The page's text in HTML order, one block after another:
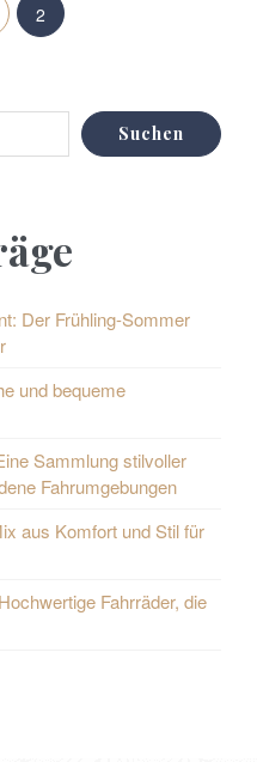
2
Suchen
Der Frühling-Sommer
und bequeme
Sammlung stilvoller
Fahrumgebungen
aus Komfort und Stil für
Fahrräder, die